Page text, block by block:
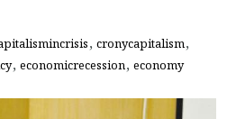
, cronycapitalism,
, economicrecession, economy